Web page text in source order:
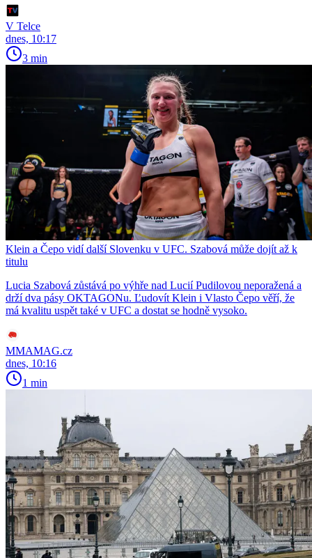
V Telce
dnes, 10:17
3 min
Klein a Čepo vidí další Slovenku v UFC. Szabová může dojít až k
titulu
Lucia Szabová zůstává po výhře nad Lucií Pudilovou neporažená a
drží dva pásy OKTAGONu. Ľudovít Klein i Vlasto Čepo věří, že
má kvalitu uspět také v UFC a dostat se hodně vysoko.
MMAMAG.cz
dnes, 10:16
1 min